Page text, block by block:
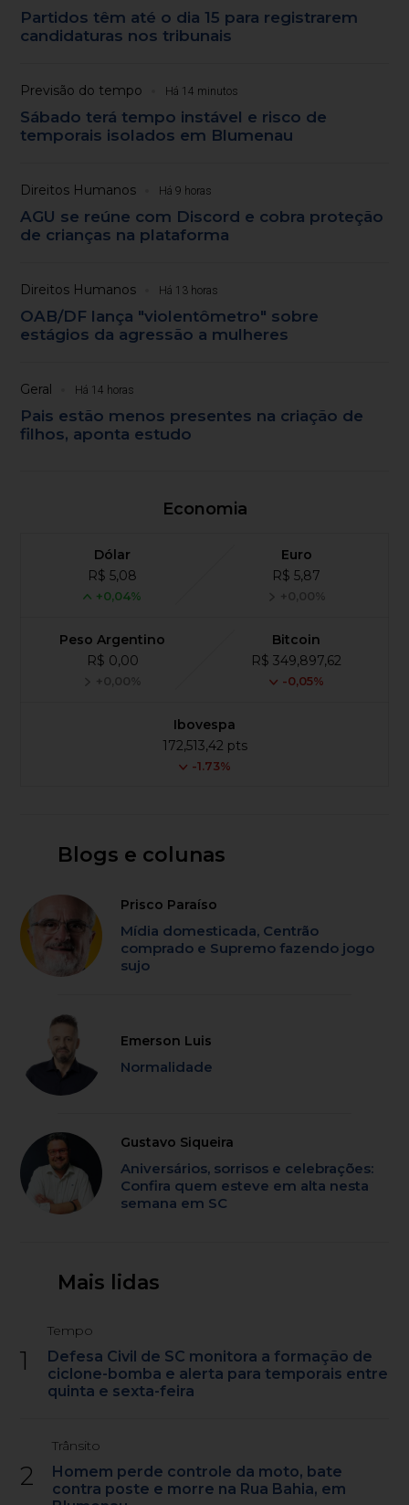
Partidos têm até o dia 15 para registrarem
candidaturas nos tribunais
Previsão do tempo Há 14 minutos
Sábado terá tempo instável e risco de
temporais isolados em Blumenau
Direitos Humanos Há 9 horas
AGU se reúne com Discord e cobra proteção
de crianças na plataforma
Direitos Humanos Há 13 horas
OAB/DF lança "violentômetro" sobre
estágios da agressão a mulheres
Geral Há 14 horas
Pais estão menos presentes na criação de
filhos, aponta estudo
Economia
Dólar
R$ 5,08
+0,04%
Euro
R$ 5,87
+0,00%
Peso Argentino
R$ 0,00
+0,00%
Bitcoin
R$ 349,897,62
-0,05%
Ibovespa
172,513,42 pts
-1.73%
Blogs e colunas
Prisco Paraíso
Mídia domesticada, Centrão
comprado e Supremo fazendo jogo
sujo
Emerson Luis
Normalidade
Gustavo Siqueira
Aniversários, sorrisos e celebrações:
Confira quem esteve em alta nesta
semana em SC
Mais lidas
1
Tempo
Defesa Civil de SC monitora a formação de
ciclone-bomba e alerta para temporais entre
quinta e sexta-feira
2
Trânsito
Homem perde controle da moto, bate
contra poste e morre na Rua Bahia, em